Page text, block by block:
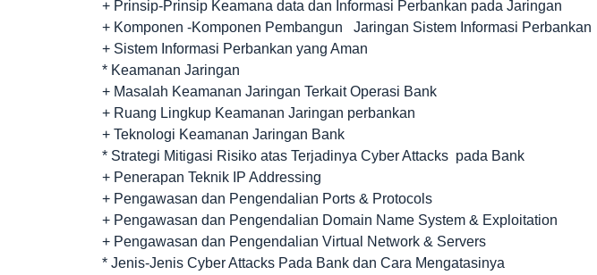
+ Prinsip-Prinsip Keamana data dan Informasi Perbankan pada Jaringan
+ Komponen -Komponen Pembangun Jaringan Sistem Informasi Perbankan
+ Sistem Informasi Perbankan yang Aman
* Keamanan Jaringan
+ Masalah Keamanan Jaringan Terkait Operasi Bank
+ Ruang Lingkup Keamanan Jaringan perbankan
+ Teknologi Keamanan Jaringan Bank
* Strategi Mitigasi Risiko atas Terjadinya Cyber Attacks pada Bank
+ Penerapan Teknik IP Addressing
+ Pengawasan dan Pengendalian Ports & Protocols
+ Pengawasan dan Pengendalian Domain Name System & Exploitation
+ Pengawasan dan Pengendalian Virtual Network & Servers
* Jenis-Jenis Cyber Attacks Pada Bank dan Cara Mengatasinya